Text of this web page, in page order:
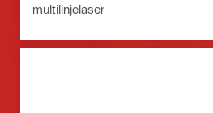
multilinjelaser